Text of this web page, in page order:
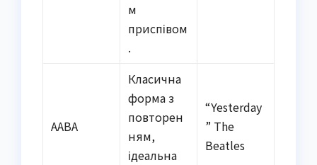
м
приспівом
.
AABA
Класична
форма з
повторен
ням,
ідеальна
“Yesterday
” The
Beatles